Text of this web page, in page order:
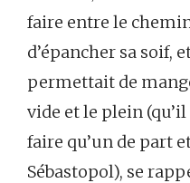
faire entre le
d’épancher sa soif,
permettait de
vide et le plein
faire qu’un de part
Sébastopol), se